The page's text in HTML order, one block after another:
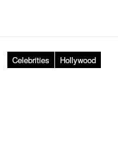
Celebrities Hollywood